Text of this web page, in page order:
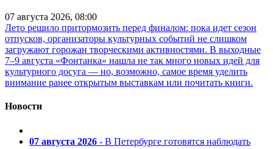
07 августа 2026, 08:00
Лето решило притормозить перед финалом: пока идет сезон
отпусков, организаторы культурных событий не слишком
загружают горожан творческими активностями. В выходные
7–9 августа «Фонтанка» нашла не так много новых идей для
культурного досуга — но, возможно, самое время уделить
внимание ранее открытым выставкам или почитать книги.
Новости
07 августа 2026 - В Петербурге готовятся наблюдать